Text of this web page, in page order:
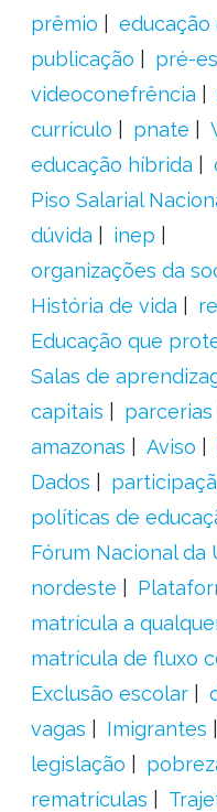
prêmio educação
publicação
pré-
videoconefrência
currículo
pnate
educação híbrida
Piso Salarial
dúvida
inep
organizações da
História de vida
Educação que
Salas de
capitais
parcerias
amazonas
Aviso
Dados
políticas de
Fórum Nacional da
nordeste
matrícula a
matrícula de fluxo
Exclusão escolar
vagas
Imigrantes
legislação
rematrículas